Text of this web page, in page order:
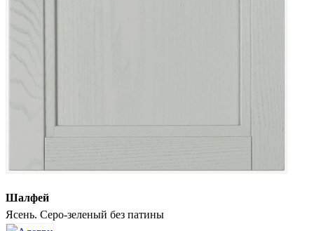
Шалфей
Ясень. Серо-зеленый без патины